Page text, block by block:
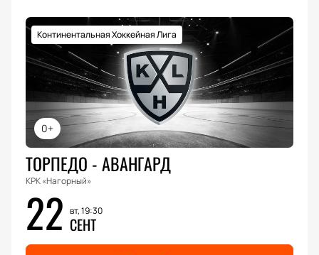
0+
Континентальная Хоккейная Лига
ТОРПЕДО - АВАНГАРД
КРК «Нагорный»
22 вт, 19:30
СЕНТ